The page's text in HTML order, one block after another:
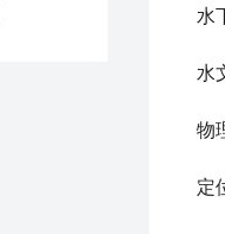
水
水
物
定